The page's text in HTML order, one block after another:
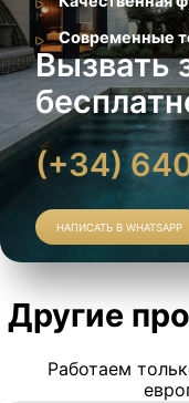
Вызвать
(+34)
НАПИСАТЬ В WHATSAPP
Современные
Другие
Работаем